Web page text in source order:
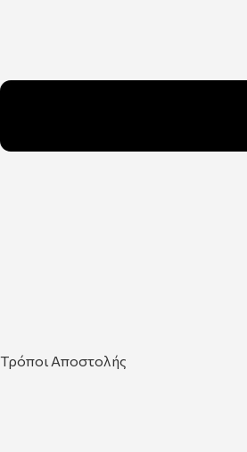
Τρόποι Αποστολής